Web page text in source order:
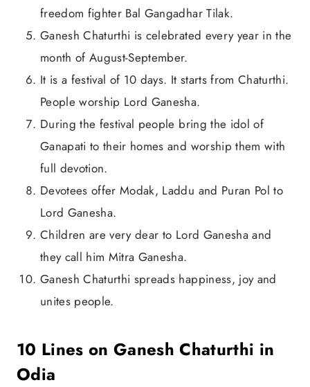
freedom fighter Bal Gangadhar Tilak.
Ganesh Chaturthi is celebrated every year in the
month of August-September.
It is a festival of 10 days. It starts from Chaturthi.
People worship Lord Ganesha.
During the festival people bring the idol of
Ganapati to their homes and worship them with
full devotion.
Devotees offer Modak, Laddu and Puran Pol to
Lord Ganesha.
Children are very dear to Lord Ganesha and
they call him Mitra Ganesha.
Ganesh Chaturthi spreads happiness, joy and
unites people.
10 Lines on Ganesh Chaturthi in
Odia